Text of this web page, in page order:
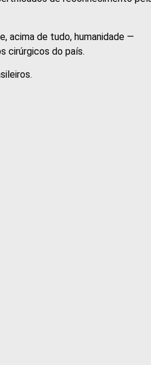
acima de tudo, humanidade —
cirúrgicos do país.